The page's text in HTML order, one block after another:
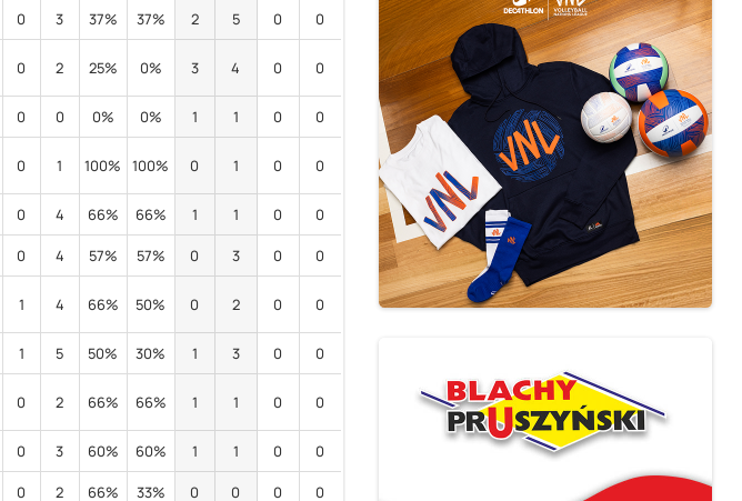
0 3 37% 37% 2 5 0
0
0 2 25% 0% 3 4 0 0
0 0 0% 0% 1 1 0
0
0 1 100% 100% 0 1 0 0
0 4 66% 66% 1 1 0
0
0 4 57% 57% 0 3 0
0
1 4 66% 50% 0 2 0 0
1 5 50% 30% 1 3 0
0
0 2 66% 66% 1 1 0 0
0 3 60% 60% 1 1 0
0
0 2 66% 33% 0 0 0 0